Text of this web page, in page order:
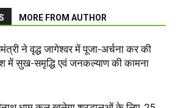
MORE FROM AUTHOR
ने वृद्ध जागेश्वर में पूजा-अर्चना कर की
में सुख-समृद्धि एवं जनकल्याण की कामना